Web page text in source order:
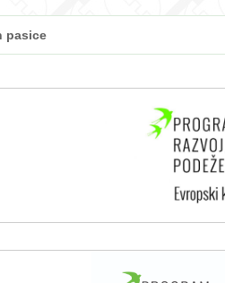
pasice